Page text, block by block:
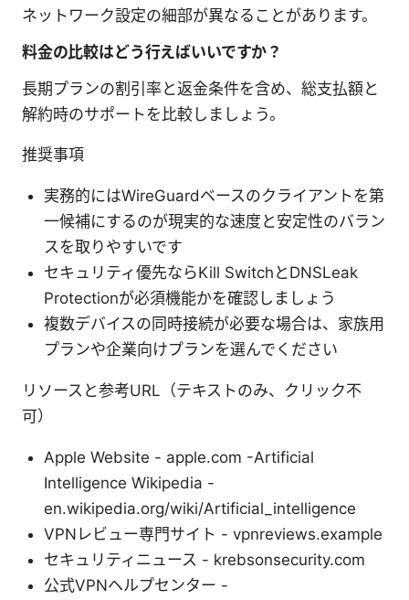
ネットワーク設定の細部が異なることがあります。
料金の比較はどう行えばいいですか？
長期プランの割引率と返金条件を含め、総支払額と
解約時のサポートを比較しましょう。
推奨事項
実務的にはWireGuardベースのクライアントを第
一候補にするのが現実的な速度と安定性のバラン
スを取りやすいです
セキュリティ優先ならKill SwitchとDNSLeak
Protectionが必須機能かを確認しましょう
複数デバイスの同時接続が必要な場合は、家族用
プランや企業向けプランを選んでください
リソースと参考URL（テキストのみ、クリック不
可）
Apple Website - apple.com -Artificial
Intelligence Wikipedia -
en.wikipedia.org/wiki/Artificial_intelligence
VPNレビュー専門サイト - vpnreviews.example
セキュリティニュース - krebsonsecurity.com
公式VPNヘルプセンター -